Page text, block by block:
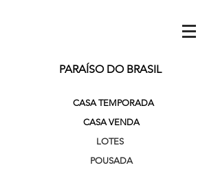
PARAÍSO DO BRASIL
CASA TEMPORADA
CASA VENDA
LOTES
POUSADA